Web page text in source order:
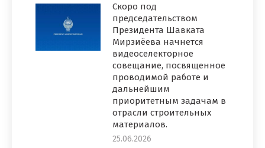
Скоро под
председательством
Президента Шавката
Мирзиёева начнется
видеоселекторное
совещание, посвященное
проводимой работе и
дальнейшим
приоритетным задачам в
отрасли строительных
материалов.
25.06.2026